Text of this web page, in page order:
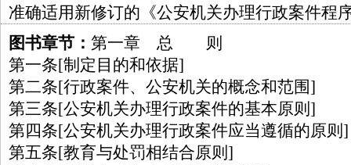
准确适用新修订的《公安机关办理行政案件程
图书章节： 第一章 总 则
第一条[制定目的和依据]
第二条[行政案件、公安机关的概念和范围]
第三条[公安机关办理行政案件的基本原则]
第四条[公安机关办理行政案件应当遵循的原则]
第五条[教育与处罚相结合原则]